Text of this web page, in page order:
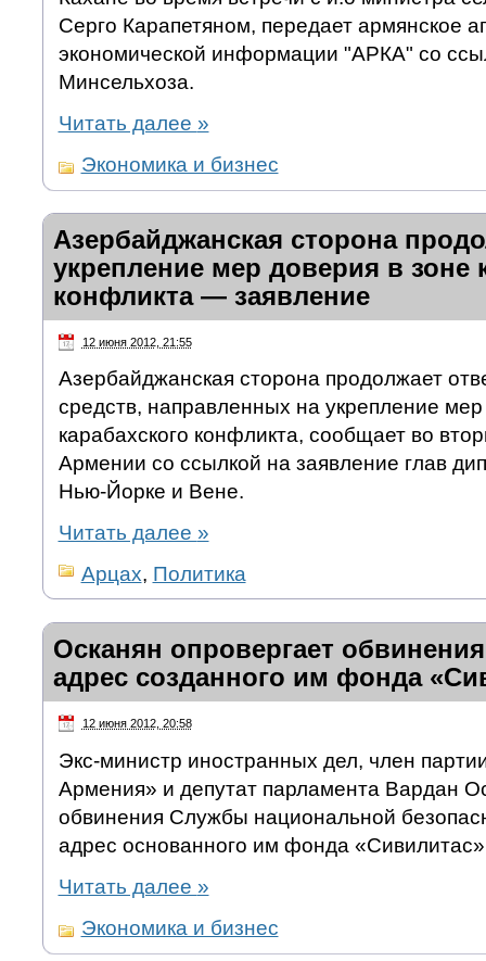
Серго Карапетяном, передает армянское
экономической информации "АРКА" со
Минсельхоза.
Читать далее »
Экономика и бизнес
Азербайджанская сторона
укрепление мер доверия в зоне
конфликта — заявление
12 июня 2012, 21:55
Азербайджанская сторона продолжает
средств, направленных на укрепление
карабахского конфликта, сообщает во
Армении со ссылкой на заявление глав
Нью-Йорке и Вене.
Читать далее »
Арцах, Политика
Осканян опровергает
адрес созданного им фонда
12 июня 2012, 20:58
Экс-министр иностранных дел, член
Армения» и депутат парламента Вардан
обвинения Службы национальной
адрес основанного им фонда
Читать далее »
Экономика и бизнес